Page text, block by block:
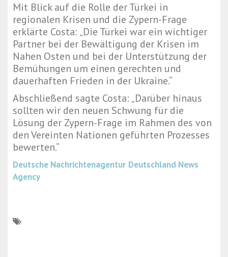
Mit Blick auf die Rolle der Türkei in
regionalen Krisen und die Zypern-Frage
erklärte Costa: „Die Türkei war ein wichtiger
Partner bei der Bewältigung der Krisen im
Nahen Osten und bei der Unterstützung der
Bemühungen um einen gerechten und
dauerhaften Frieden in der Ukraine.“
Abschließend sagte Costa: „Darüber hinaus
sollten wir den neuen Schwung für die
Lösung der Zypern-Frage im Rahmen des von
den Vereinten Nationen geführten Prozesses
bewerten.“
Deutsche Nachrichtenagentur Deutschland News
Agency